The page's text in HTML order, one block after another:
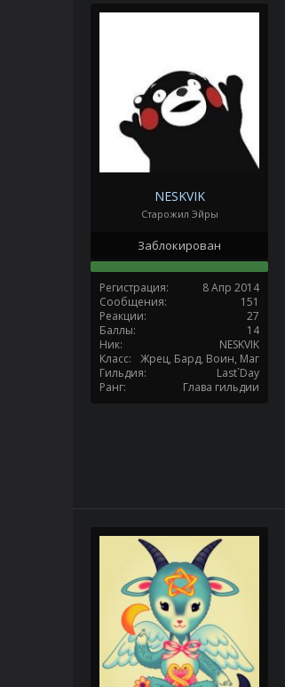
NESKVIK
Старожил Эйры
Заблокирован
Регистрация
8 Апр 2014
Сообщения
151
Реакции
27
Баллы
14
Ник
NESKVIK
Класс
Жрец, Бард, Воин, Маг
Гильдия
Last`Day
Ранг
Глава гильдии